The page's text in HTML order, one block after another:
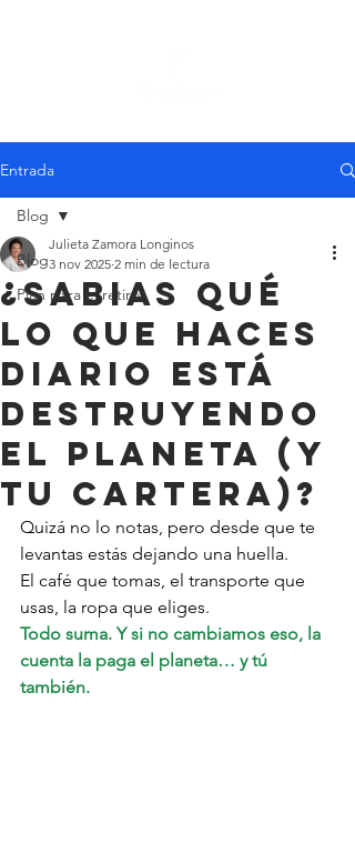
Entrada
Blog
Plan para el retiro
Blog
¿Sabias qué
lo que haces
diario está
destruyendo
el planeta (y
tu cartera)?
Julieta Zamora Longinos
3 nov 2025 2 min de lectura
Quizá no lo notas, pero desde que te
levantas estás dejando una huella.
El café que tomas, el transporte que
usas, la ropa que eliges.
Todo suma. Y si no cambiamos eso, la
cuenta la paga el planeta… y tú
también.